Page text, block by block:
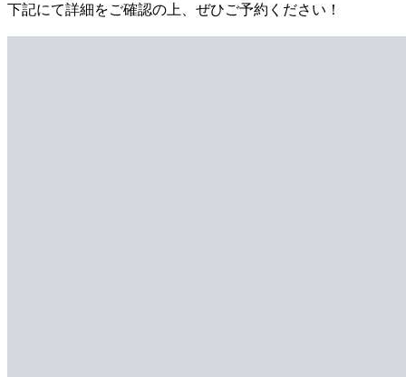
下記にて詳細をご確認の上、ぜひご予約ください！